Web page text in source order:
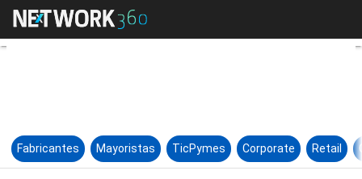
Llega Miaccesorio.com con
Fabricantes Mayoristas TicPymes Corporate Retail